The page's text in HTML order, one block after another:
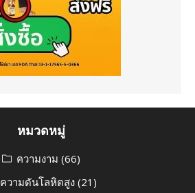
หมวดหมู่
ความงาม (66)
ความดันโลหิตสูง (21)